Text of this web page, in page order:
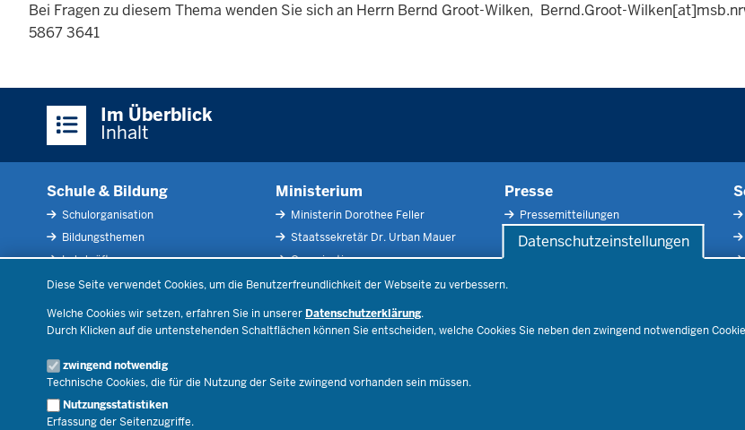
Datenschutzeinstellungen
Diese Seite verwendet Cookies, um die Benutzerfreundlichkeit der Webseite zu verbessern.
Welche Cookies wir setzen, erfahren Sie in unserer Datenschutzerklärung.
Durch Klicken auf die untenstehenden Schaltflächen können Sie entscheiden, welche Cookies Sie neben den zwingend notwendigen
zwingend notwendig
Technische Cookies, die für die Nutzung der Seite zwingend vorhanden sein müssen.
Nutzungsstatistiken
Erfassung der Seitenzugriffe.
Bei Fragen zu diesem Thema wenden Sie sich an Herrn Bernd Groot-Wilken, Bernd.Groot-Wilken[at]
5867 3641
Im Überblick
Inhalt
Schule & Bildung
Schulorganisation
Bildungsthemen
Lehrkräfte
Recht
Ministerium
Ministerin Dorothee Feller
Staatssekretär Dr. Urban Mauer
Organisation
Open Government
Bibliothek
Veranstaltungen
Presse
Pressemitteilungen
Pressefotos